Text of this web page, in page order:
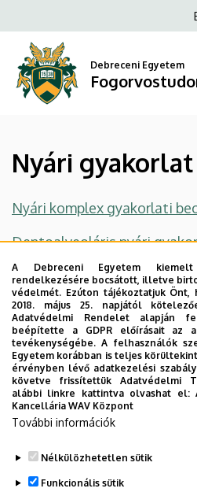
gyakorlat
a
tartalomra
Debreceni Egyetem
Nyári gyakorlat
Nyári komplex gyakorlati
Dentoalveoláris nyári
Nyári asszisztensi gyakorlat
Fogadó nyilatkozat
Teljesítés igazolás nyári
Teljesítés igazolás nyári
Legutóbbi frissítés: 2026. 06. 30.
A Debreceni Egyetem
rendelkezésére bocsátott, illetve
védelmét. Ezúton tájékoztatjuk Önt,
2018. május 25. napjától
Adatvédelmi Rendelet alapján
beépítette a GDPR előírásait az
tevékenységébe. A felhasználók
Egyetem korábban is teljes
érvényben lévő adatkezelési
követve frissítettük Adatvédelmi
alábbi linkre kattintva olvashat el:
Kancellária WAV Központ
További információk
Nélkülözhetetlen sütik
Funkcionális sütik